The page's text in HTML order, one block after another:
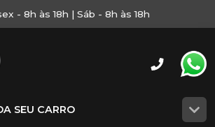
- 8h às 18h | Sáb - 8h às 18h
SEU CARRO